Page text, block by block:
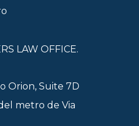
LAW OFFICE.
Orion, Suite 7D
metro de Via